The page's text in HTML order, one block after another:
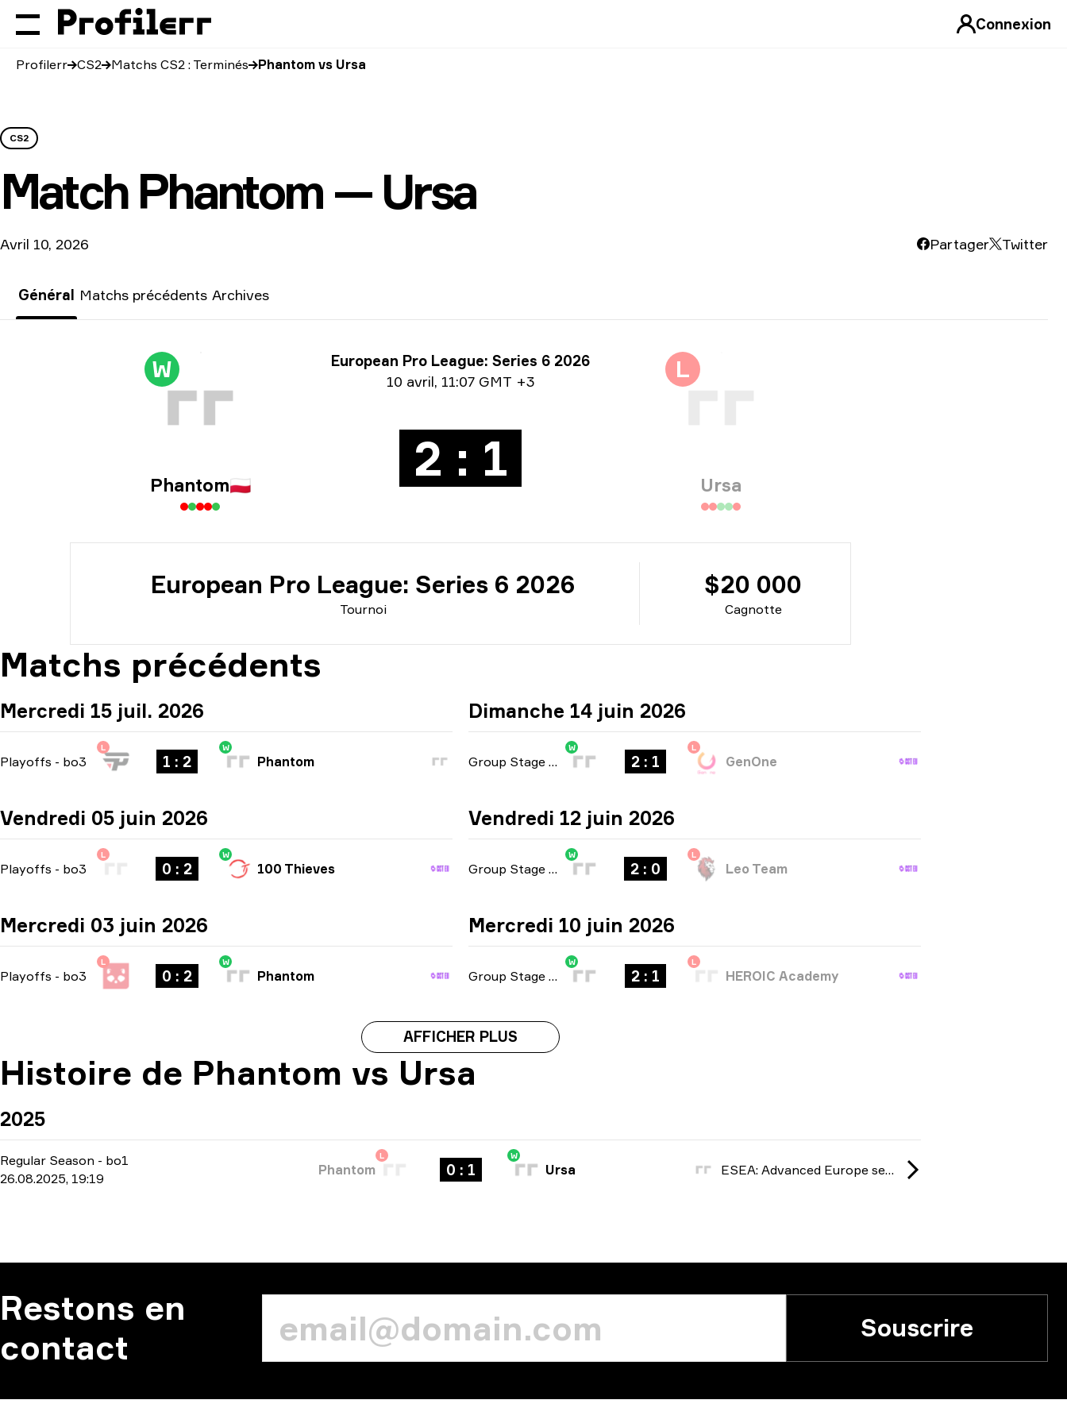
Connexion
Profilerr CS2 Matchs CS2 : Terminés Phantom vs Ursa
CS2
Match Phantom — Ursa
Avril 10, 2026 Partager Twitter
Général Matchs précédents Archives
Informations sur le tournoi
European Pro League: Series 6 2026
Information sur la date
10 avril, 11:07 GMT +3
W
Phantom🇵🇱 2 : 1
L
Ursa
Tournoi
European Pro League: Series 6 2026
Cagnotte
$20 000
Matchs précédents
Mercredi 15 juil. 2026
Playoffs - bo3
L
1 : 2
W
Phantom
Vendredi 05 juin 2026
Playoffs - bo3
L
0 : 2
W
100 Thieves
Mercredi 03 juin 2026
Playoffs - bo3
L
0 : 2
W
Phantom
Dimanche 14 juin 2026
Group Stage bo3
W
2 : 1
L
GenOne
Vendredi 12 juin 2026
Group Stage bo3
W
2 : 0
L
Leo Team
Mercredi 10 juin 2026
Group Stage bo3
W
2 : 1
L
HEROIC Academy
AFFICHER PLUS
Histoire de Phantom vs Ursa
2025
Regular Season - bo1
26.08.2025, 19:19
L
Phantom 0 : 1
W
Ursa ESEA: Advanced Europe season 54 2025
Restons en
contact
Souscrire